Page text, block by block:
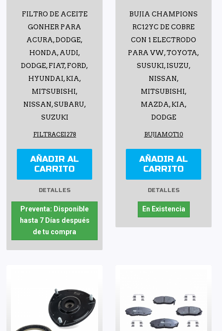
FILTRO DE ACEITE
GONHER PARA
ACURA, DODGE,
HONDA, AUDI,
DODGE, FIAT, FORD,
HYUNDAI, KIA,
MITSUBISHI,
NISSAN, SUBARU,
SUZUKI
FILTRACEI278
AÑADIR AL
CARRITO
DETALLES
Preventa: Disponible
hasta 7 Días después
de tu compra
BUJIA CHAMPIONS
RC12YC DE COBRE
CON 1 ELECTRODO
PARA VW, TOYOTA,
SUSUKI, ISUZU,
NISSAN,
MITSUBISHI,
MAZDA, KIA,
DODGE
BUJIAMOT10
AÑADIR AL
CARRITO
DETALLES
En Existencia